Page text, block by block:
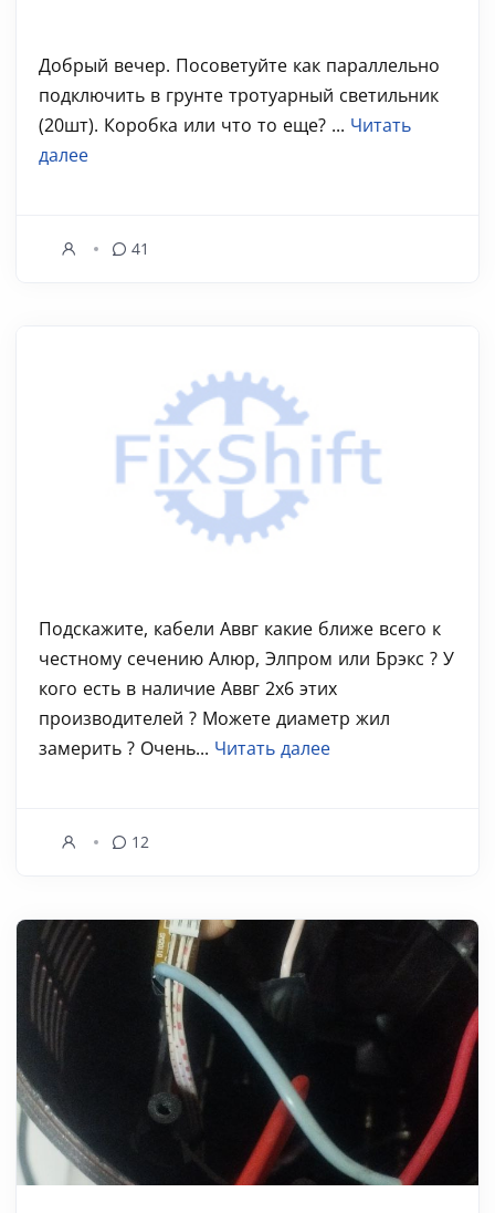
Добрый вечер. Посоветуйте как параллельно
подключить в грунте тротуарный светильник
(20шт). Коробка или что то еще? ... Читать
далее
41
Подскажите, кабели Аввг какие ближе всего к
честному сечению Алюр, Элпром или Брэкс ? У
кого есть в наличие Аввг 2х6 этих
производителей ? Можете диаметр жил
замерить ? Очень... Читать далее
12